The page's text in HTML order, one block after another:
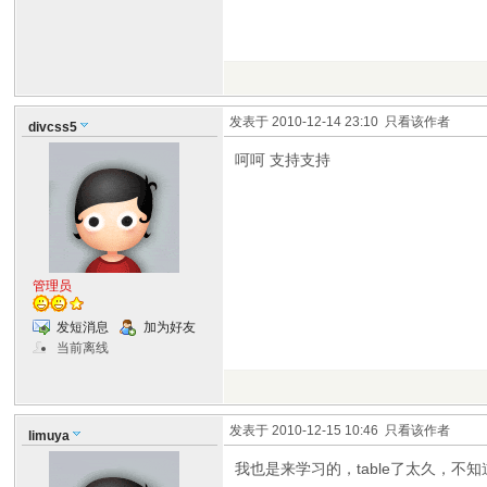
divcss5
管理员
发短消息
加为好友
当前离线
发表于 2010-12-14 23:10 只看该作者
呵呵 支持支持
limuya 发表于 2010-12-15 10:46 只看该作者
我也是来学习的，table了太久，不知